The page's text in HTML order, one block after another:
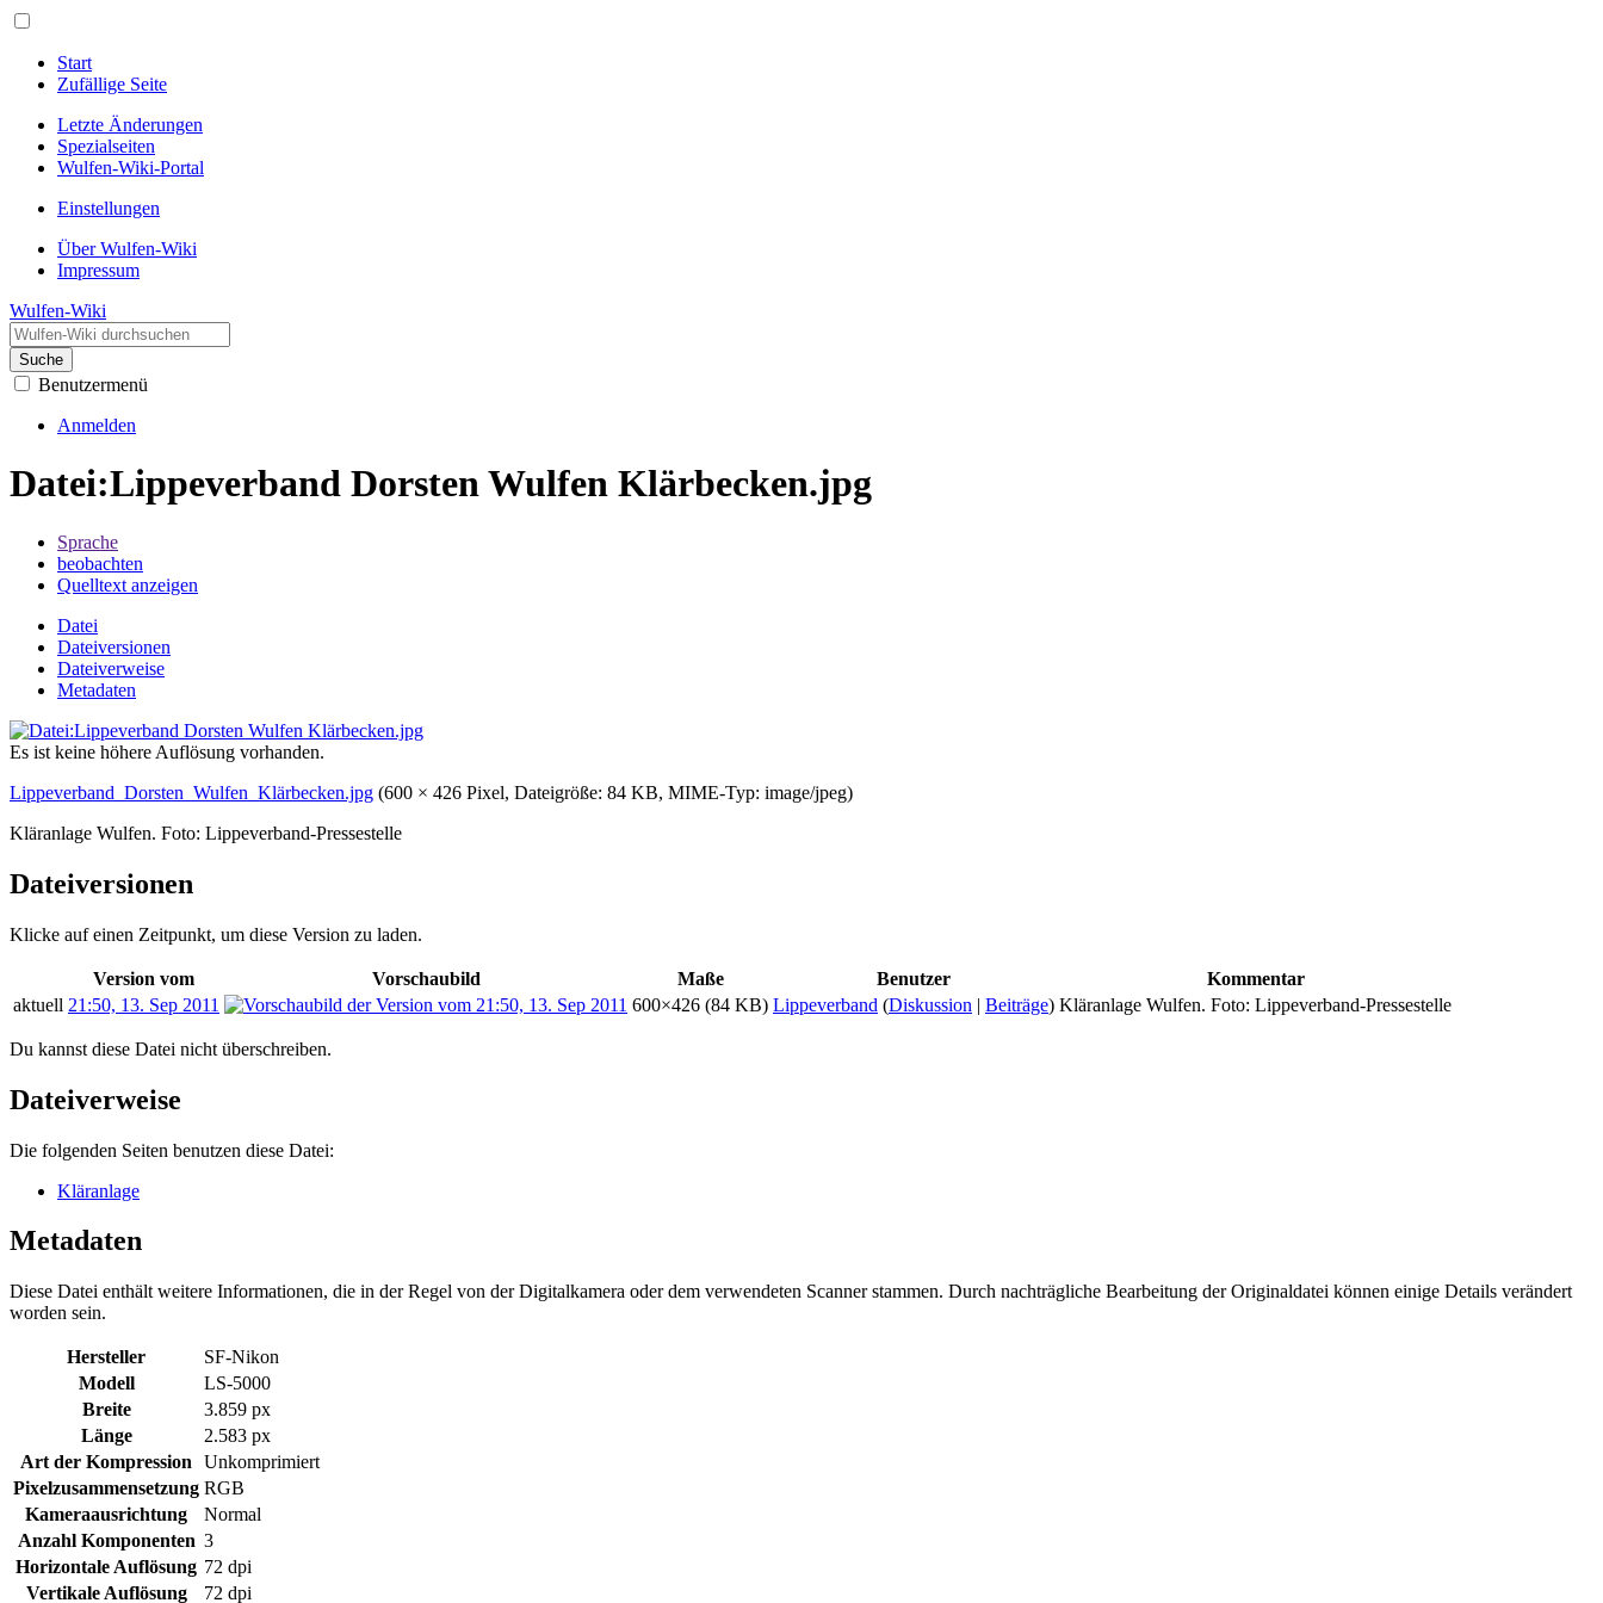
Start
Zufällige Seite
Letzte Änderungen
Spezialseiten
Wulfen-Wiki-Portal
Einstellungen
Über Wulfen-Wiki
Impressum
Wulfen-Wiki
Suche
Benutzermenü
Anmelden
Datei:Lippeverband Dorsten Wulfen Klärbecken.jpg
Sprache
beobachten
Quelltext anzeigen
Datei
Dateiversionen
Dateiverweise
Metadaten
Es ist keine höhere Auflösung vorhanden.
Lippeverband_Dorsten_Wulfen_Klärbecken.jpg (600 × 426 Pixel, Dateigröße: 84 KB, MIME-Typ: image/jpeg)
Kläranlage Wulfen. Foto: Lippeverband-Pressestelle
Dateiversionen
Klicke auf einen Zeitpunkt, um diese Version zu laden.
Version vom Vorschaubild Maße Benutzer
Kommentar
aktuell 21:50, 13. Sep 2011 600×426 (84 KB) Lippeverband (Diskussion | Beiträge) Kläranlage Wulfen. Foto: Lippeverband-Pressestelle
Du kannst diese Datei nicht überschreiben.
Dateiverweise
Die folgenden Seiten benutzen diese Datei:
Kläranlage
Metadaten
Diese Datei enthält weitere Informationen, die in der Regel von der Digitalkamera oder dem verwendeten Scanner stammen. Durch nachträgliche Bearbeitung der Originaldatei können einige Details verändert
worden sein.
Hersteller
SF-Nikon
Modell
LS-5000
Breite
3.859 px
Länge
2.583 px
Art der Kompression
Unkomprimiert
Pixelzusammensetzung RGB
Kameraausrichtung
Normal
Anzahl Komponenten 3
Horizontale Auflösung 72 dpi
Vertikale Auflösung
72 dpi